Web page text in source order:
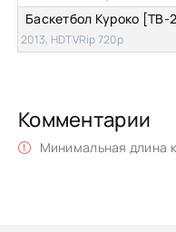
Баскетбол Куроко [ТВ-
2013, HDTVRip 720p
Комментарии
Минимальная длина